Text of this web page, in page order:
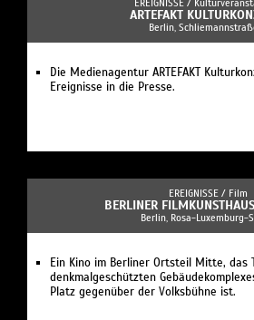
ARTEFAKT
Berlin,
Die Medienagentur ARTEFAKT
Ereignisse in die Presse.
EREIGNISSE / Film
BERLINER
Berlin, Rosa-Luxemburg-
Ein Kino im Berliner Ortsteil Mitte, das
denkmalgeschützten
Platz gegenüber der Volksbühne ist.